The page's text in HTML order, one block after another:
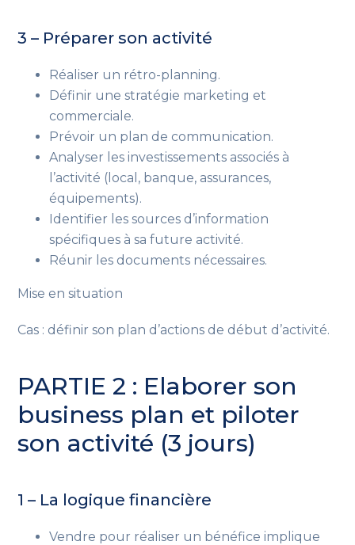
3 – Préparer son activité
Réaliser un rétro-planning.
Définir une stratégie marketing et
commerciale.
Prévoir un plan de communication.
Analyser les investissements associés à
l’activité (local, banque, assurances,
équipements).
Identifier les sources d’information
spécifiques à sa future activité.
Réunir les documents nécessaires.
Mise en situation
Cas : définir son plan d’actions de début d’activité.
PARTIE 2 : Elaborer son
business plan et piloter
son activité (3 jours)
1 – La logique financière
Vendre pour réaliser un bénéfice implique